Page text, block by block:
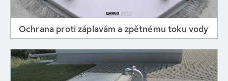
Ochrana proti záplavám a zpětnému toku vody